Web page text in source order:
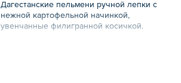
Дагестанские пельмени ручной лепки с
нежной картофельной начинкой,
увенчанные филигранной косичкой.